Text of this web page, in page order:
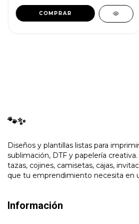
🐾✨
Diseños y plantillas listas para
sublimación, DTF y papelería
tazas, cojines, camisetas, cajas,
que tu emprendimiento necesita en
Información